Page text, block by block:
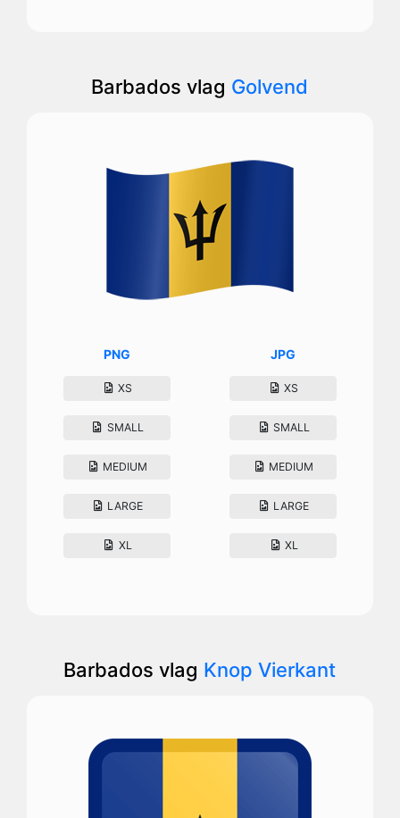
Barbados vlag Golvend
PNG
XS
SMALL
MEDIUM
LARGE
XL
JPG
XS
SMALL
MEDIUM
LARGE
XL
Barbados vlag Knop Vierkant